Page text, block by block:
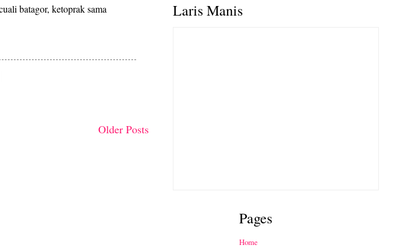
batagor, ketoprak sama
Older Posts
Laris Manis
Pages
Home